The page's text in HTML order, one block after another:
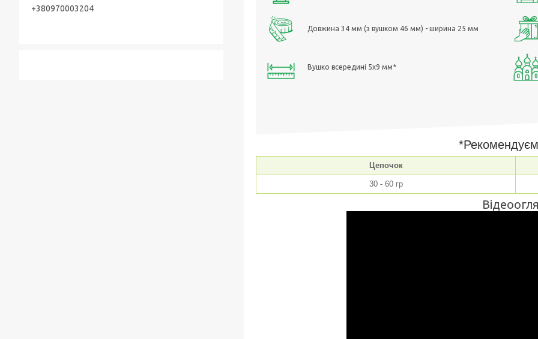
Довжина 34 мм (з вушком 46 мм) - ширина 25 мм
Вушко всередині 5х9 мм*
Цепочок
30 - 60 гр
+380970003204